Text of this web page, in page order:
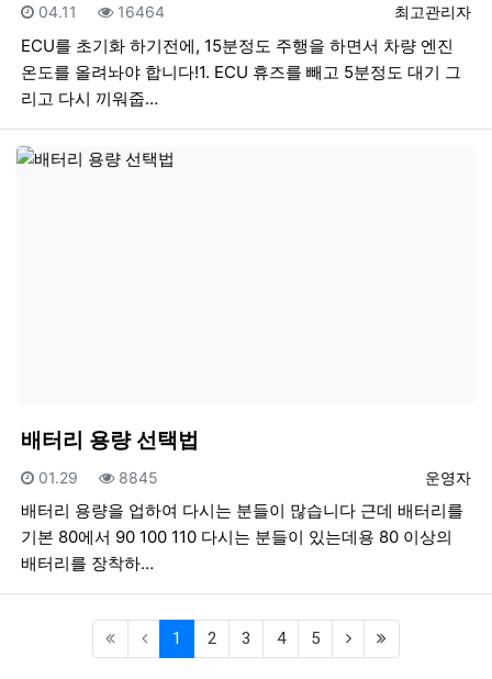
등록자
최고관리자
등록일
04.11 조회
16464
ECU를 초기화 하기전에, 15분정도 주행을 하면서 차량 엔진
온도를 올려놔야 합니다!1. ECU 휴즈를 빼고 5분정도 대기 그
리고 다시 끼워줍…
배터리 용량 선택법
등록자
운영자
등록일
01.29 조회
8845
배터리 용량을 업하여 다시는 분들이 많습니다 근데 배터리를
기본 80에서 90 100 110 다시는 분들이 있는데용 80 이상의
배터리를 장착하…
1 (current)
2 3 4 5 (next)